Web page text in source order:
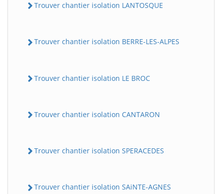
Trouver chantier isolation LANTOSQUE
Trouver chantier isolation BERRE-LES-ALPES
Trouver chantier isolation LE BROC
Trouver chantier isolation CANTARON
Trouver chantier isolation SPERACEDES
Trouver chantier isolation SAiNTE-AGNES